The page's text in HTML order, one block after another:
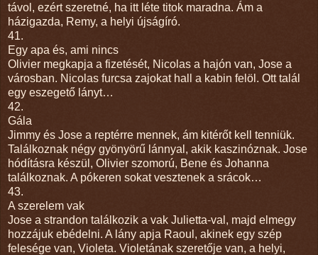
távol, ezért szeretné, ha itt léte titok maradna. Ám a
házigazda, Remy, a helyi újságíró.
41.
Egy apa és, ami nincs
Olivier megkapja a fizetését, Nicolas a hajón van, Jose a
városban. Nicolas furcsa zajokat hall a kabin felöl. Ott talál
egy eszegető lányt…
42.
Gála
Jimmy és Jose a reptérre mennek, ám kitérőt kell tenniük.
Találkoznak négy gyönyörű lánnyal, akik kaszinóznak. Jose
hódításra készül, Olivier szomorú, Bene és Johanna
találkoznak. A pókeren sokat vesztenek a srácok…
43.
A szerelem vak
Jose a strandon találkozik a vak Julietta-val, majd elmegy
hozzájuk ebédelni. A lány apja Raoul, akinek egy szép
felesége van, Violeta. Violetának szeretője van, a helyi,